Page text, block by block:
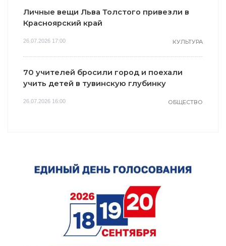
Личные вещи Льва Толстого привезли в
Красноярский край
26.07.2026 17:00 КУЛЬТУРА
70 учителей бросили город и поехали
учить детей в тувинскую глубинку
26.07.2026 16:00 ОБЩЕСТВО